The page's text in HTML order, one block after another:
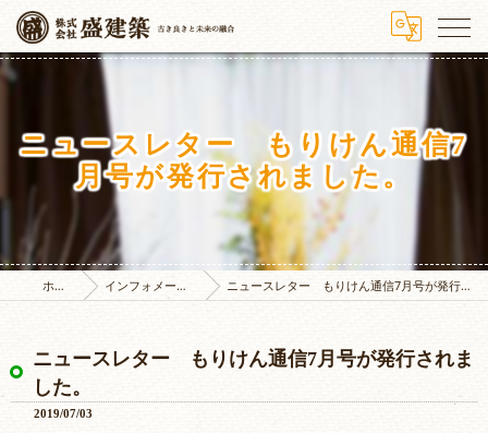
ニュースレター もりけん通信7
月号が発行されました。
ホーム インフォメーション ニュースレター もりけん通信7月号が発行されました。
ニュースレター もりけん通信7月号が発行されま
した。
2019/07/03